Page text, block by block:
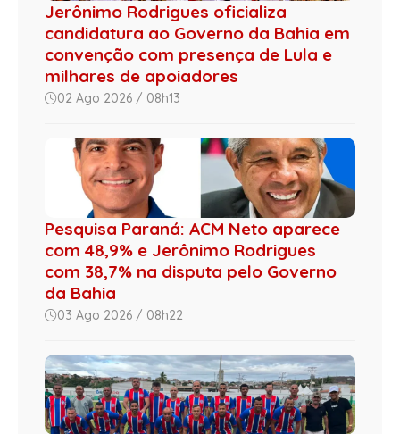
Jerônimo Rodrigues oficializa
candidatura ao Governo da Bahia em
convenção com presença de Lula e
milhares de apoiadores
02 Ago 2026 / 08h13
Pesquisa Paraná: ACM Neto aparece
com 48,9% e Jerônimo Rodrigues
com 38,7% na disputa pelo Governo
da Bahia
03 Ago 2026 / 08h22